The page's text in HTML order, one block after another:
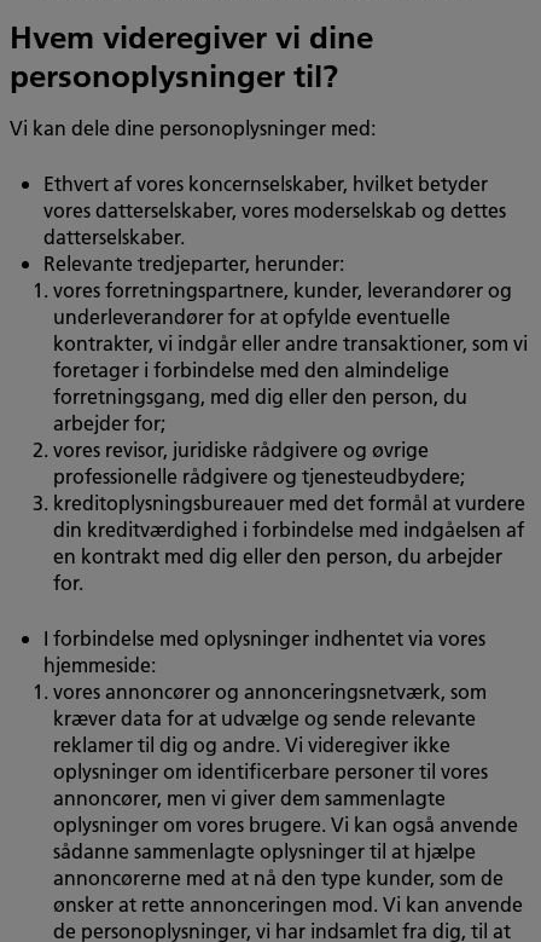
Hvem videregiver vi dine
personoplysninger til?
Vi kan dele dine personoplysninger med:
Ethvert af vores koncernselskaber, hvilket betyder
vores datterselskaber, vores moderselskab og dettes
datterselskaber.
Relevante tredjeparter, herunder:
vores forretningspartnere, kunder, leverandører og
underleverandører for at opfylde eventuelle
kontrakter, vi indgår eller andre transaktioner, som vi
foretager i forbindelse med den almindelige
forretningsgang, med dig eller den person, du
arbejder for;
vores revisor, juridiske rådgivere og øvrige
professionelle rådgivere og tjenesteudbydere;
kreditoplysningsbureauer med det formål at vurdere
din kreditværdighed i forbindelse med indgåelsen af
en kontrakt med dig eller den person, du arbejder
for.
I forbindelse med oplysninger indhentet via vores
hjemmeside:
vores annoncører og annonceringsnetværk, som
kræver data for at udvælge og sende relevante
reklamer til dig og andre. Vi videregiver ikke
oplysninger om identificerbare personer til vores
annoncører, men vi giver dem sammenlagte
oplysninger om vores brugere. Vi kan også anvende
sådanne sammenlagte oplysninger til at hjælpe
annoncørerne med at nå den type kunder, som de
ønsker at rette annonceringen mod. Vi kan anvende
de personoplysninger, vi har indsamlet fra dig, til at